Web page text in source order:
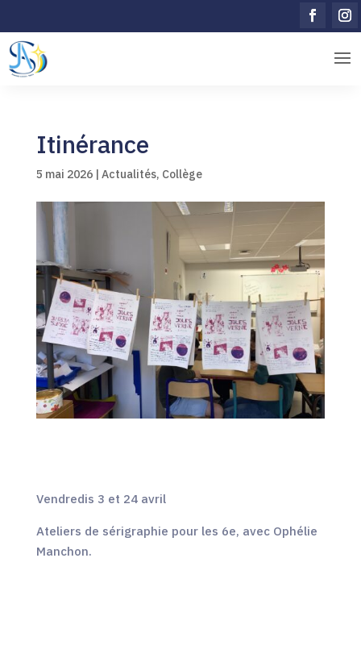
Itinérance
5 mai 2026| Actualités, Collège
Vendredis 3 et 24 avril
Ateliers de sérigraphie pour les 6e, avec Ophélie
Manchon.